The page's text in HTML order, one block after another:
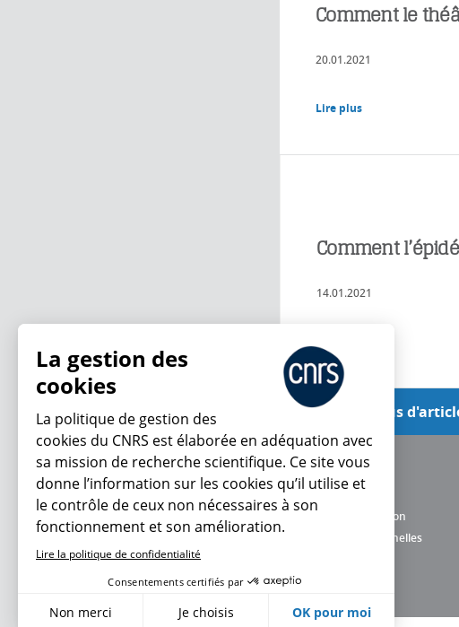
Comment le
20.01.2021
Lire plus
Comment
14.01.2021
Voir plus
Charte d'utilisation
Données personnelles
La gestion des
cookies
La politique de gestion des
cookies du CNRS est élaborée en adéquation avec
sa mission de recherche scientifique. Ce site vous
donne l’information sur les cookies qu’il utilise et
le contrôle de ceux non nécessaires à son
fonctionnement et son amélioration.
Lire la politique de confidentialité
Consentements certifiés par
Non merci Je choisis OK pour moi